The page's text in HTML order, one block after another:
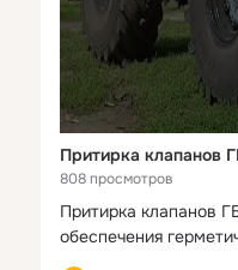
Притирка клапанов
808 просмотров
Притирка клапанов
обеспечения